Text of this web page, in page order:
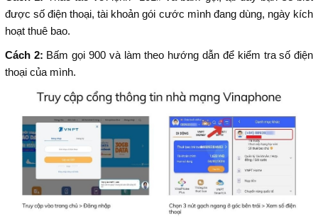
được số điện thoại, tài khoản gói cước mình đang dùng, ngày kích
hoạt thuê bao.
Cách 2: Bấm gọi 900 và làm theo hướng dẫn để kiểm tra số điện
thoại của mình.